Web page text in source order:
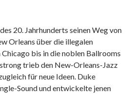
20. Jahrhunderts seinen Weg von
Orleans über die illegalen
Chicago bis in die noblen Ballrooms
trieb den New-Orleans-Jazz
für neue Ideen. Duke
Sound und entwickelte jenen